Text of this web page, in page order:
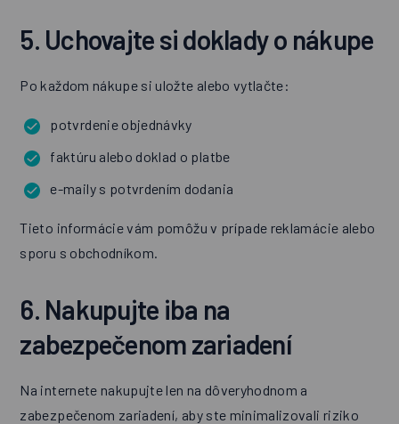
5. Uchovajte si doklady o nákupe
Po každom nákupe si uložte alebo vytlačte:
potvrdenie objednávky
faktúru alebo doklad o platbe
e-maily s potvrdením dodania
Tieto informácie vám pomôžu v prípade reklamácie alebo
sporu s obchodníkom.
6. Nakupujte iba na
zabezpečenom zariadení
Na internete nakupujte len na dôveryhodnom a
zabezpečenom zariadení, aby ste minimalizovali riziko